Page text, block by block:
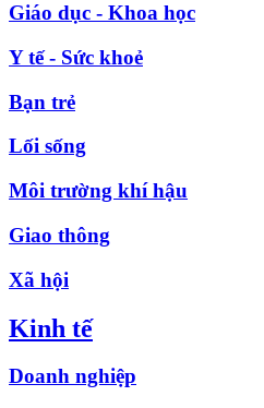
Giáo dục - Khoa học
Y tế - Sức khoẻ
Bạn trẻ
Lối sống
Môi trường khí hậu
Giao thông
Xã hội
Kinh tế
Doanh nghiệp